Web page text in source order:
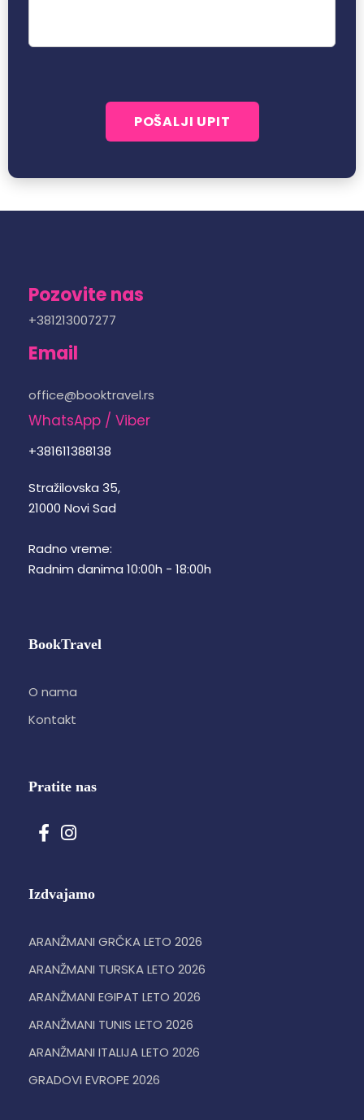
Pozovite nas
+381213007277
Email
office@booktravel.rs
WhatsApp / Viber
+381611388138
Stražilovska 35,
21000 Novi Sad
Radno vreme:
Radnim danima 10:00h - 18:00h
BookTravel
O nama
Kontakt
Pratite nas
Izdvajamo
ARANŽMANI GRČKA LETO 2026
ARANŽMANI TURSKA LETO 2026
ARANŽMANI EGIPAT LETO 2026
ARANŽMANI TUNIS LETO 2026
ARANŽMANI ITALIJA LETO 2026
GRADOVI EVROPE 2026